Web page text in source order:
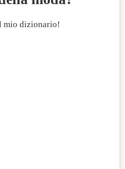
mio dizionario!